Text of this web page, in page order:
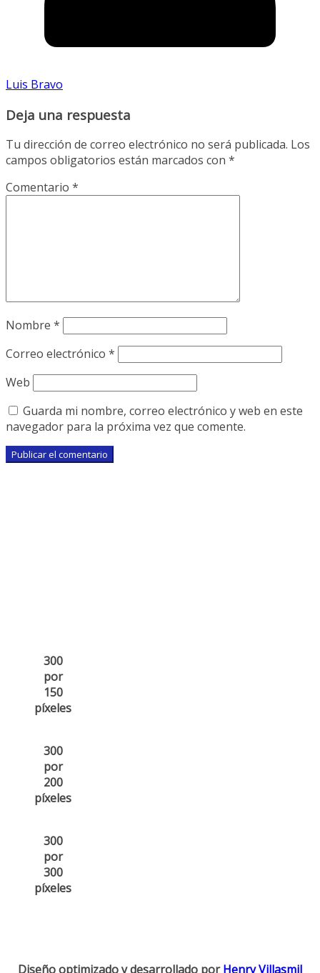
Luis Bravo
Deja una respuesta
Tu dirección de correo electrónico no será publicada. Los
campos obligatorios están marcados con *
Comentario *
Nombre *
Correo electrónico *
Web
Guarda mi nombre, correo electrónico y web en este
navegador para la próxima vez que comente.
300
por
150
píxeles
300
por
200
píxeles
300
por
300
píxeles
Diseño optimizado y desarrollado porHenry Villasmil